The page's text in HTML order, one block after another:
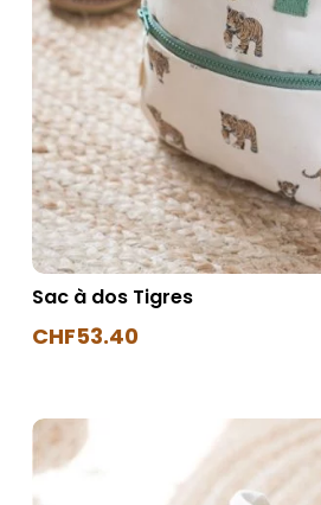
Sac à dos Tigres
CHF53.40